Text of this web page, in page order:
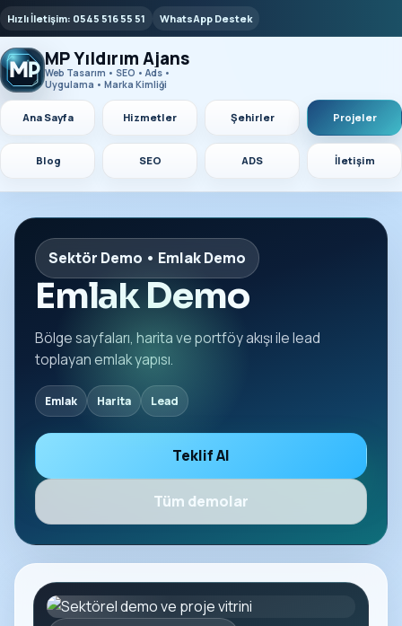
Hızlı İletişim: 0545 516 55 51 WhatsApp Destek
MP Yıldırım Ajans
Web Tasarım • SEO • Ads •
Uygulama • Marka Kimliği
Ana Sayfa Hizmetler Şehirler Projeler
Blog SEO ADS İletişim
Sektör Demo • Emlak Demo
Emlak Demo
Bölge sayfaları, harita ve portföy akışı ile lead
toplayan emlak yapısı.
Emlak Harita Lead
Teklif Al
Tüm demolar